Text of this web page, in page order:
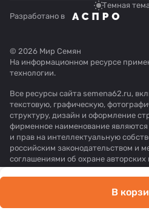
В
Темная
Разработано в
© 2026 Мир Семян
На информационном ресурсе
технологии.
Все ресурсы сайта semena62.ru,
текстовую, графическую,
структуру, дизайн и оформление
фирменное наименование являются
и прав на интеллектуальную
российским законодательством и
соглашениями об охране авторских